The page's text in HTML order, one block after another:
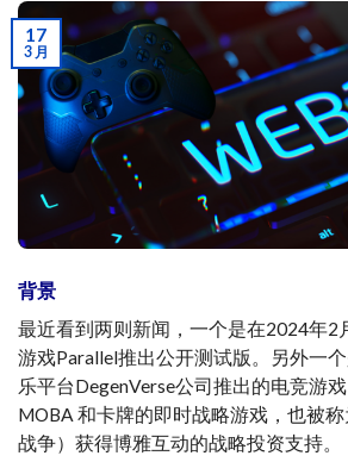
17
3 月
背景
最近看到两则新闻，一个是在2024年2
游戏Parallel推出公开测试版。另外一
乐平台DegenVerse公司推出的电竞游
MOBA 和卡牌的即时战略游戏，也被
战争）获得博雅互动的战略投资支持。